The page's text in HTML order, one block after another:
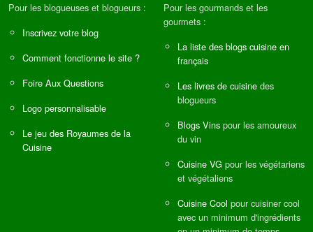
Pour les blogueuses et blogueurs :
Inscrivez votre blog
Comment fonctionne le site ?
Foire Aux Questions
Logo personnalisable
Le jeu des Royaumes de la
Cuisine
Pour les gourmands et les
gourmets :
La liste des blogs cuisine en
français
Les livres de cuisine des
blogueurs
Blogs Vins pour les amoureux
du vin
Cuisine VG pour les végétariens
et végétaliens
Cuisine Cool pour cuisiner cool
avec un minimum d'ingrédients